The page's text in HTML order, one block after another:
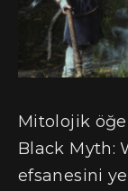
Mitolojik
Black Myth:
efsanesini